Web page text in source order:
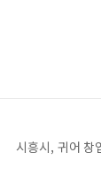
시흥시, 귀어 창